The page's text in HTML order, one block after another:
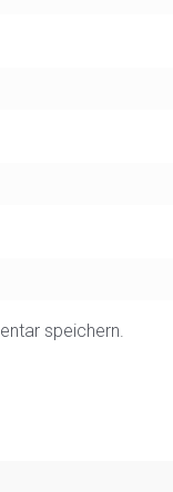
speichern.